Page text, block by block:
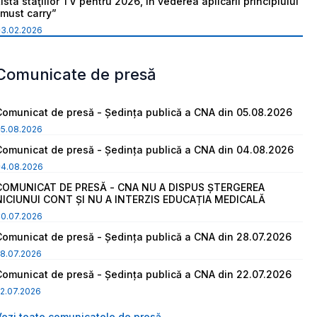
carry”
de presă
de presă - Ședința publică a CNA din 05.08.2026
de presă - Ședința publică a CNA din 04.08.2026
DE PRESĂ - CNA NU A DISPUS ȘTERGEREA
CONT ȘI NU A INTERZIS EDUCAȚIA MEDICALĂ
de presă - Ședința publică a CNA din 28.07.2026
de presă - Ședința publică a CNA din 22.07.2026